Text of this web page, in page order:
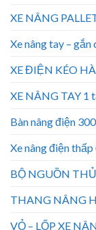
XE NÂNG
Xe nâng tay – gắn
XE ĐIỆN KÉO
XE NÂNG TAY 1
Bàn nâng điện
Xe nâng điện
BỘ NGUỒN
THANG NÂNG
VỎ – LỐP XE